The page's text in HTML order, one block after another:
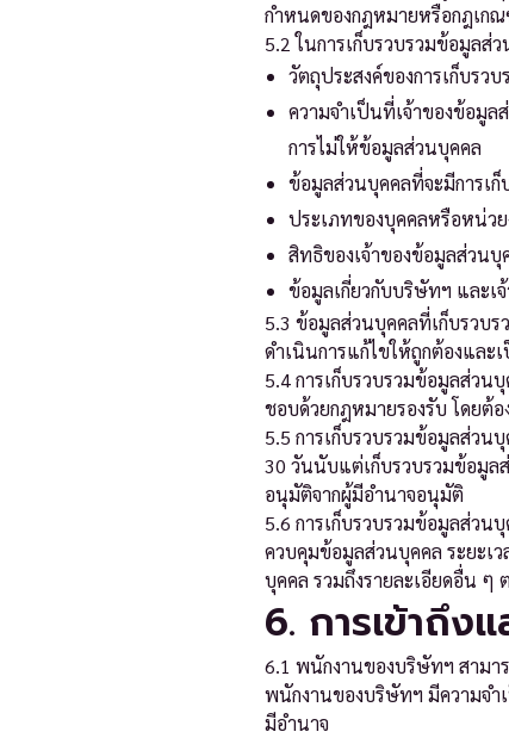
กำหนดของกฎหมายหรือกฎเกณ
5.2 ในการเก็บรวบรวมข้อมูล
วัตถุประสงค์ของการเก็บรว
ความจำเป็นที่เจ้าของข้อมู
การไม่ให้ข้อมูลส่วนบุคคล
ข้อมูลส่วนบุคคลที่จะมีการเก็
ประเภทของบุคคลหรือหน่ว
สิทธิของเจ้าของข้อมูลส่วน
ข้อมูลเกี่ยวกับบริษัทฯ และ
5.3 ข้อมูลส่วนบุคคลที่เก็บรวบร
ดำเนินการแก้ไขให้ถูกต้องและ
5.4 การเก็บรวบรวมข้อมูลส่ว
ชอบด้วยกฎหมายรองรับ โดยต้
5.5 การเก็บรวบรวมข้อมูลส่วน
30 วันนับแต่เก็บรวบรวมข้อมูล
อนุมัติจากผู้มีอำนาจอนุมัติ
5.6 การเก็บรวบรวมข้อมูลส่วน
ควบคุมข้อมูลส่วนบุคคล ระยะเ
บุคคล รวมถึงรายละเอียดอื่น ๆ
6. การเข้าถึง
6.1 พนักงานของบริษัทฯ สามา
พนักงานของบริษัทฯ มีความจำ
มีอำนาจ